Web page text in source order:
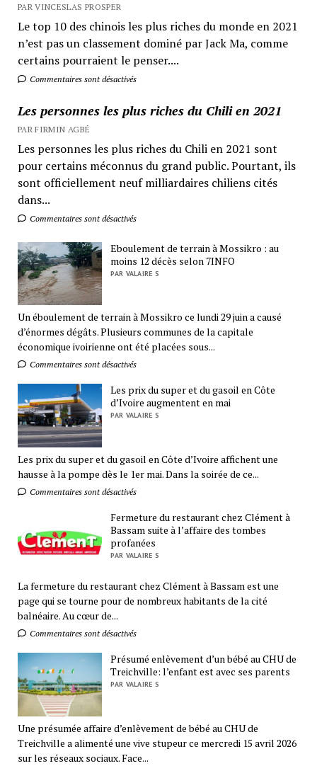
PAR VINCESLAS PROSPER
Le top 10 des chinois les plus riches du monde en 2021
n’est pas un classement dominé par Jack Ma, comme
certains pourraient le penser....
Commentaires sont désactivés
Les personnes les plus riches du Chili en 2021
PAR FIRMIN AGBÉ
Les personnes les plus riches du Chili en 2021 sont
pour certains méconnus du grand public. Pourtant, ils
sont officiellement neuf milliardaires chiliens cités
dans...
Commentaires sont désactivés
Eboulement de terrain à Mossikro : au
moins 12 décès selon 7INFO
PAR VALAIRE S
Un éboulement de terrain à Mossikro ce lundi 29 juin a causé
d’énormes dégâts. Plusieurs communes de la capitale
économique ivoirienne ont été placées sous...
Commentaires sont désactivés
Les prix du super et du gasoil en Côte
d’Ivoire augmentent en mai
PAR VALAIRE S
Les prix du super et du gasoil en Côte d’Ivoire affichent une
hausse à la pompe dès le 1er mai. Dans la soirée de ce...
Commentaires sont désactivés
Fermeture du restaurant chez Clément à
Bassam suite à l’affaire des tombes
profanées
PAR VALAIRE S
La fermeture du restaurant chez Clément à Bassam est une
page qui se tourne pour de nombreux habitants de la cité
balnéaire. Au cœur de...
Commentaires sont désactivés
Présumé enlèvement d’un bébé au CHU de
Treichville: l’enfant est avec ses parents
PAR VALAIRE S
Une présumée affaire d’enlèvement de bébé au CHU de
Treichville a alimenté une vive stupeur ce mercredi 15 avril 2026
sur les réseaux sociaux. Face...